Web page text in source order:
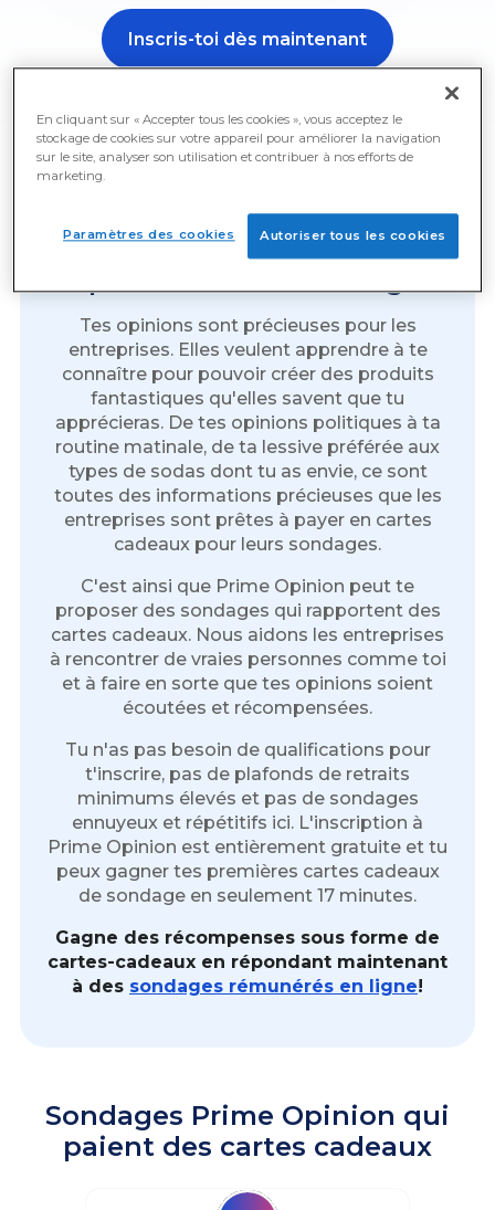
Inscris-toi dès maintenant
Inscris-toi maintenant et commence à gagner des
dès maintenant.
Cartes-cadeaux gratuites en
Tes opinions sont précieuses pour les
entreprises. Elles veulent apprendre à te
connaître pour pouvoir créer des produits
fantastiques qu'elles savent que tu
apprécieras. De tes opinions politiques à ta
routine matinale, de ta lessive préférée aux
types de sodas dont tu as envie, ce sont
toutes des informations précieuses que les
entreprises sont prêtes à payer en cartes
cadeaux pour leurs sondages.
C'est ainsi que Prime Opinion peut te
proposer des sondages qui rapportent des
cartes cadeaux. Nous aidons les entreprises
à rencontrer de vraies personnes comme toi
et à faire en sorte que tes opinions soient
écoutées et récompensées.
Tu n'as pas besoin de qualifications pour
t'inscrire, pas de plafonds de retraits
minimums élevés et pas de sondages
ennuyeux et répétitifs ici. L'inscription à
Prime Opinion est entièrement gratuite et tu
peux gagner tes premières cartes cadeaux
de sondage en seulement 17 minutes.
Gagne des récompenses sous forme de
cartes-cadeaux en répondant maintenant
à des sondages rémunérés en ligne!
Sondages Prime Opinion qui
paient des cartes cadeaux
En cliquant sur « Accepter tous les cookies », vous acceptez le
stockage de cookies sur votre appareil pour améliorer la navigation
sur le site, analyser son utilisation et contribuer à nos efforts de
marketing.
Autoriser tous les cookies
Paramètres des cookies